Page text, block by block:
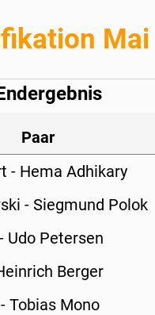
Mai
Paar
- Hema Adhikary
- Siegmund Polok
Udo Petersen
Berger
Tobias Mono